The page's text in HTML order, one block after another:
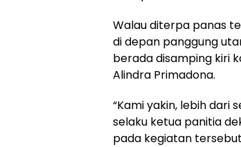
Walau diterpa panas
di depan panggung
berada disamping kiri
Alindra Primadona.
“Kami yakin, lebih dari
selaku ketua panitia
pada kegiatan